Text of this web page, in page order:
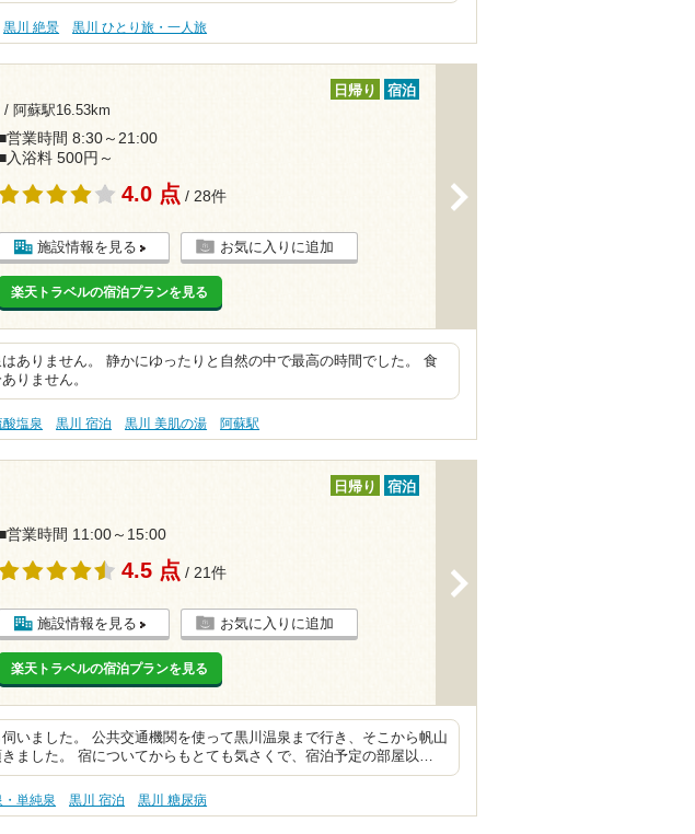
黒川 絶景 黒川 ひとり旅・一人旅
/ 阿蘇駅16.53km
日帰り 宿泊
営業時間 8:30～21:00
入浴料 500円～
4.0 点 / 28件
施設情報を見る お気に入りに追加
楽天トラベルの宿泊プランを見る
ありません。 静かにゆったりと自然の中で最高の時間でした。 食
りません。
塩泉 黒川 宿泊 黒川 美肌の湯 阿蘇駅
日帰り 宿泊
営業時間 11:00～15:00
4.5 点 / 21件
施設情報を見る お気に入りに追加
楽天トラベルの宿泊プランを見る
いました。 公共交通機関を使って黒川温泉まで行き、そこから帆山
ました。 宿についてからもとても気さくで、宿泊予定の部屋以…
単純泉 黒川 宿泊 黒川 糖尿病